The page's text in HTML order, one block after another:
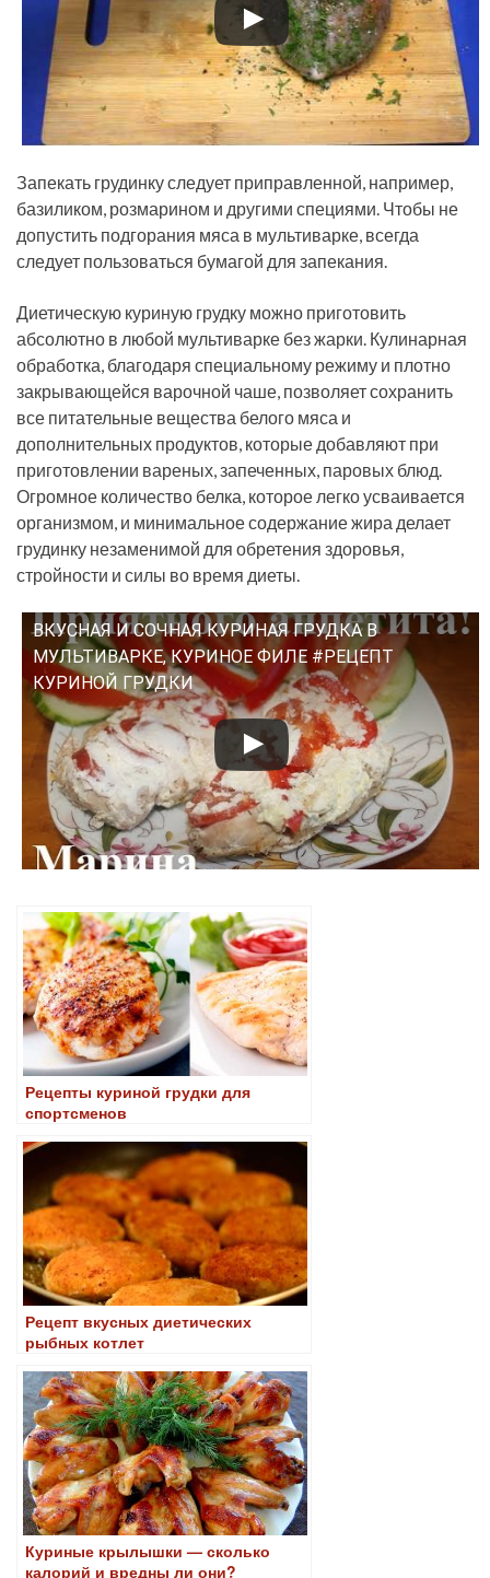
Запекать грудинку следует приправленной, например,
базиликом, розмарином и другими специями. Чтобы не
допустить подгорания мяса в мультиварке, всегда
следует пользоваться бумагой для запекания.
Диетическую куриную грудку можно приготовить
абсолютно в любой мультиварке без жарки. Кулинарная
обработка, благодаря специальному режиму и плотно
закрывающейся варочной чаше, позволяет сохранить
все питательные вещества белого мяса и
дополнительных продуктов, которые добавляют при
приготовлении вареных, запеченных, паровых блюд.
Огромное количество белка, которое легко усваивается
организмом, и минимальное содержание жира делает
грудинку незаменимой для обретения здоровья,
стройности и силы во время диеты.
ВКУСНАЯ И СОЧНАЯ КУРИНАЯ ГРУДКА В
МУЛЬТИВАРКЕ, КУРИНОЕ ФИЛЕ #РЕЦЕПТ
КУРИНОЙ ГРУДКИ
Смотрите это видео на YouTube
Рецепты куриной грудки для
спортсменов
Рецепт вкусных диетических
рыбных котлет
Куриные крылышки — сколько
калорий и вредны ли они?